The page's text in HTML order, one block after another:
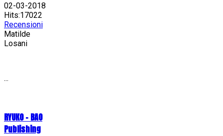
02-03-2018
Hits:17022
Recensioni
Matilde
Losani
...
RYUKO - BAO
Publishing